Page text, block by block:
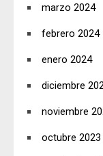
marzo 2024
febrero 2024
enero 2024
diciembre
noviembre
octubre 2023